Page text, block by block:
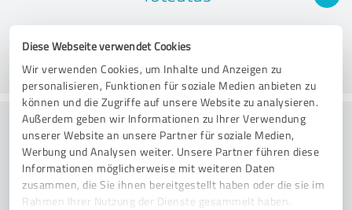
Diese Webseite verwendet Cookies
Wir verwenden Cookies, um Inhalte und Anzeigen zu
personalisieren, Funktionen für soziale Medien anbieten zu
können und die Zugriffe auf unsere Website zu analysieren.
Außerdem geben wir Informationen zu Ihrer Verwendung
unserer Website an unsere Partner für soziale Medien,
Werbung und Analysen weiter. Unsere Partner führen diese
Informationen möglicherweise mit weiteren Daten
zusammen, die Sie ihnen bereitgestellt haben oder die sie im
Rahmen Ihrer Nutzung der Dienste gesammelt haben.
Konsultointi